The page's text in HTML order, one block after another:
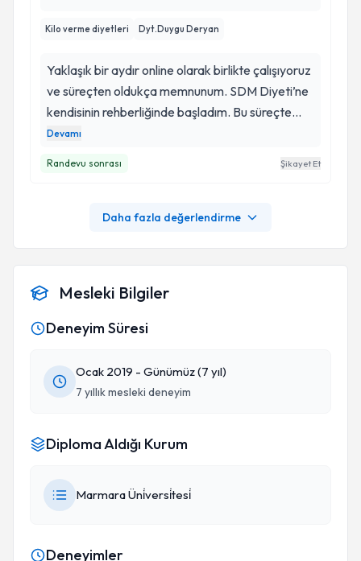
Kilo verme diyetleri Dyt.Duygu Deryan
Yaklaşık bir aydır online olarak birlikte çalışıyoruz
ve süreçten oldukça memnunum. SDM Diyeti’ne
kendisinin rehberliğinde başladım. Bu süreçte
sadece kilo vermekle kalmadım, aynı zamanda
sürdürebildim. Online takip sisteminin düzenli
Devamı
Randevu sonrası Şikayet Et
Daha fazla değerlendirme
Mesleki Bilgiler
Deneyim Süresi
Ocak 2019 - Günümüz (7 yıl)
7 yıllık mesleki deneyim
Diploma Aldığı Kurum
Marmara Üni̇versi̇tesi̇
Deneyimler